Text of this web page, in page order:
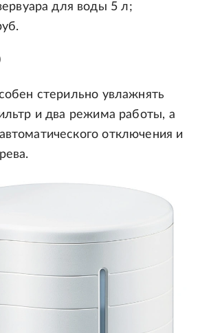
для воды 5 л;
стерильно увлажнять
и два режима работы, а
отключения и